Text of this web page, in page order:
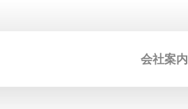
会社案内